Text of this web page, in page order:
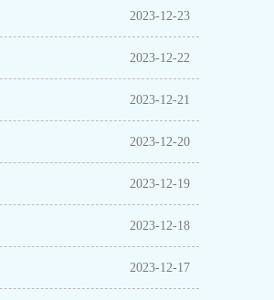
2023-12-23
2023-12-22
2023-12-21
2023-12-20
2023-12-19
2023-12-18
2023-12-17